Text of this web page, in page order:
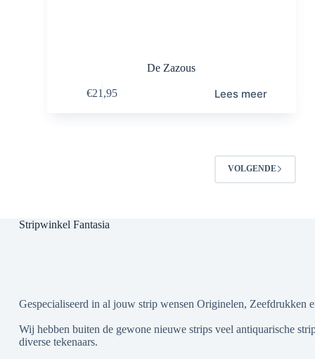
De Zazous
€21,95 Lees meer
VOLGENDE
Stripwinkel Fantasia
Gespecialiseerd in al jouw strip wensen Originelen, Zeefdrukken
Wij hebben buiten de gewone nieuwe strips veel antiquarische
diverse tekenaars.